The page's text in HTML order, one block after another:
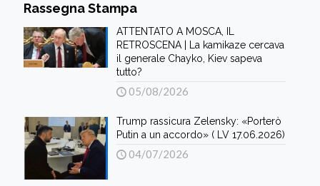
Rassegna Stampa
ATTENTATO A MOSCA, IL
RETROSCENA | La kamikaze cercava
il generale Chayko, Kiev sapeva
tutto?
05/08/2026
Trump rassicura Zelensky: «Porterò
Putin a un accordo» ( LV 17.06.2026)
04/07/2026